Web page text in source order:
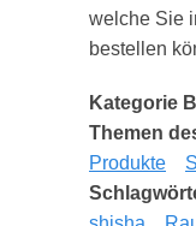
welche Sie
bestellen
Kategorie
Themen
Produkte